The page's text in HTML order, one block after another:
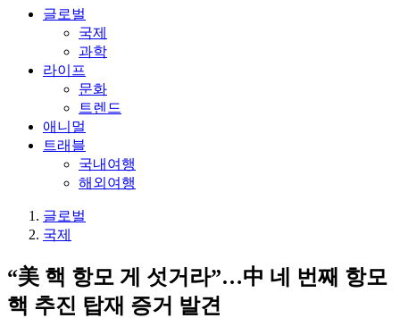
글로벌
국제
과학
라이프
문화
트렌드
애니멀
트래블
국내여행
해외여행
글로벌
국제
“美 핵 항모 게 섯거라”…中 네 번째 항모
핵 추진 탑재 증거 발견